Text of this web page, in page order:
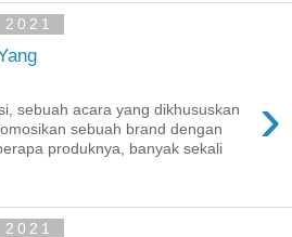
›
sebuah acara yang dikhususkan
sebuah brand dengan
produknya, banyak sekali